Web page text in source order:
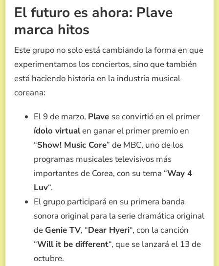
El futuro es ahora: Plave
marca hitos
Este grupo no solo está cambiando la forma en que
experimentamos los conciertos, sino que también
está haciendo historia en la industria musical
coreana:
El 9 de marzo, Plave se convirtió en el primer
ídolo virtualen ganar el primer premio en
“Show! Music Core” de MBC, uno de los
programas musicales televisivos más
importantes de Corea, con su tema “Way 4
Luv“.
El grupo participará en su primera banda
sonora original para la serie dramática original
de Genie TV, “Dear Hyeri“, con la canción
“Will it be different“, que se lanzará el 13 de
octubre.